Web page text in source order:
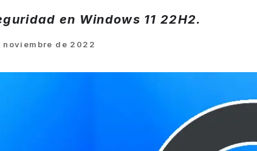
en Windows 11 22H2.
noviembre de 2022